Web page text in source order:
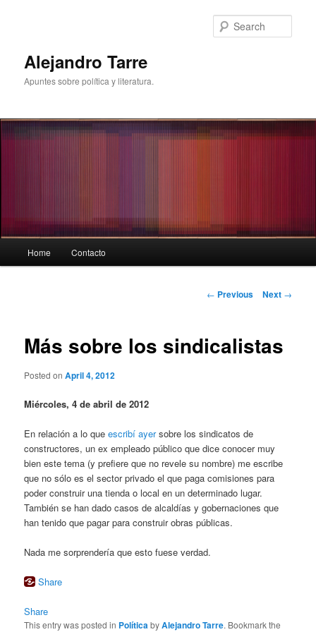
Alejandro Tarre
Apuntes sobre política y literatura.
Home Contacto
Post
← Previous Next →
Más sobre los sindicalistas
Posted onApril 4, 2012
Miércoles, 4 de abril de 2012
En relación a lo queescribí ayersobre los sindicatos de
constructores, un ex empleado público que dice conocer muy
bien este tema (y prefiere que no revele su nombre) me escribe
que no sólo es el sector privado el que paga comisiones para
poder construir una tienda o local en un determinado lugar.
También se han dado casos de alcaldías y gobernaciones que
han tenido que pagar para construir obras públicas.
Nada me sorprendería que esto fuese verdad.
Share
Share
This entry was posted in PolíticabyAlejandro Tarre. Bookmark the